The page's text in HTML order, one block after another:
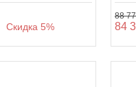
Скидка 5%
88
84